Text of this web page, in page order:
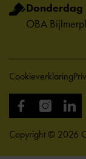
Donderdag
OBA
Copyright © 2026
Cookieverklaring